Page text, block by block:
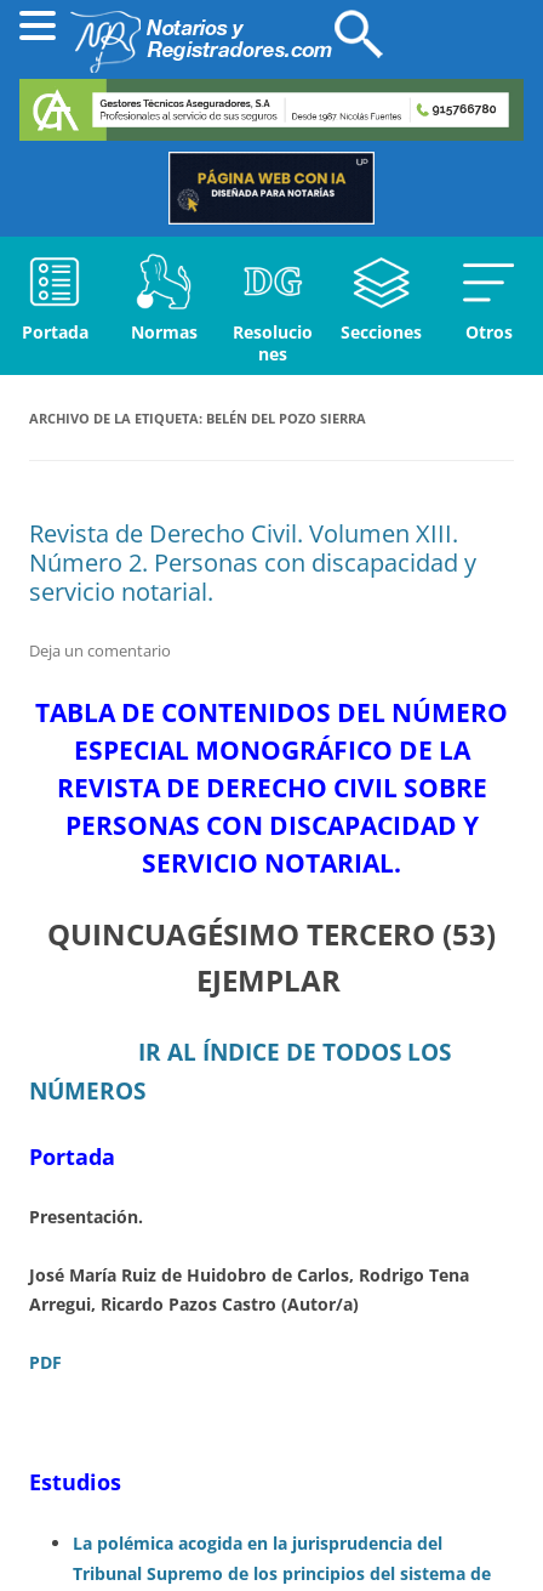
Portada Normas
Resolucio
nes
Secciones Otros
ARCHIVO DE LA ETIQUETA: BELÉN DEL POZO SIERRA
Revista de Derecho Civil. Volumen XIII.
Número 2. Personas con discapacidad y
servicio notarial.
Deja un comentario
TABLA DE CONTENIDOS DEL NÚMERO
ESPECIAL MONOGRÁFICO DE LA
REVISTA DE DERECHO CIVIL SOBRE
PERSONAS CON DISCAPACIDAD Y
SERVICIO NOTARIAL.
QUINCUAGÉSIMO TERCERO (53)
EJEMPLAR
IR AL ÍNDICE DE TODOS LOS
NÚMEROS
Portada
Presentación.
José María Ruiz de Huidobro de Carlos, Rodrigo Tena
Arregui, Ricardo Pazos Castro (Autor/a)
PDF
Estudios
La polémica acogida en la jurisprudencia del
Tribunal Supremo de los principios del sistema de